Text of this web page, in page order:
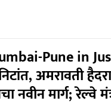
Pune in
अमरावती
नवीन मार्ग; रेल्वे